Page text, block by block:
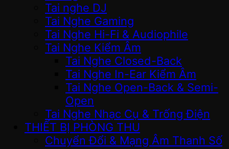
Tai nghe DJ
Tai Nghe Gaming
Tai Nghe Hi-Fi & Audiophile
Tai Nghe Kiểm Âm
Tai Nghe Closed-Back
Tai Nghe In-Ear Kiểm Âm
Tai Nghe Open-Back & Semi-
Open
Tai Nghe Nhạc Cụ & Trống Điện
THIẾT BỊ PHÒNG THU
Chuyển Đổi & Mạng Âm Thanh Số